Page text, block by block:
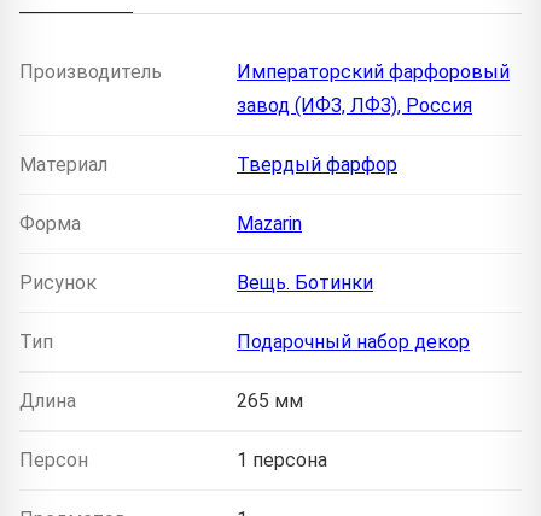
Производитель
Императорский фарфоровый
завод (ИФЗ, ЛФЗ), Россия
Материал Твердый фарфор
Форма Mazarin
Рисунок Вещь. Ботинки
Тип Подарочный набор декор
Длина 265 мм
Персон 1 персона